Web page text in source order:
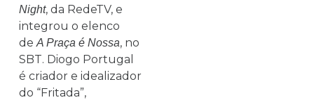
Night, da RedeTV, e
integrou o elenco
deA Praça é Nossa, no
SBT. Diogo Portugal
é criador e idealizador
do “Fritada”,